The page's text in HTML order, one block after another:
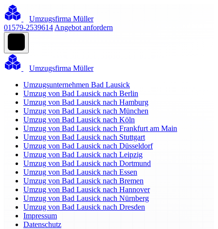
Umzugsfirma Müller
01579-2539614 Angebot anfordern
Umzugsfirma Müller
Umzugsunternehmen Bad Lausick
Umzug von Bad Lausick nach Berlin
Umzug von Bad Lausick nach Hamburg
Umzug von Bad Lausick nach München
Umzug von Bad Lausick nach Köln
Umzug von Bad Lausick nach Frankfurt am Main
Umzug von Bad Lausick nach Stuttgart
Umzug von Bad Lausick nach Düsseldorf
Umzug von Bad Lausick nach Leipzig
Umzug von Bad Lausick nach Dortmund
Umzug von Bad Lausick nach Essen
Umzug von Bad Lausick nach Bremen
Umzug von Bad Lausick nach Hannover
Umzug von Bad Lausick nach Nürnberg
Umzug von Bad Lausick nach Dresden
Impressum
Datenschutz